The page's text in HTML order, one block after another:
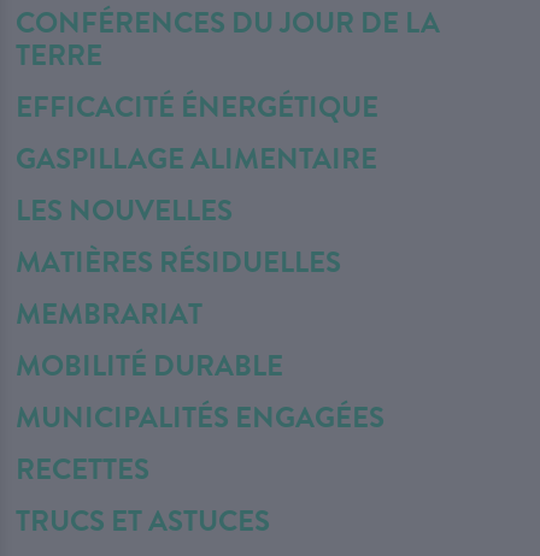
CONFÉRENCES DU JOUR DE LA
TERRE
EFFICACITÉ ÉNERGÉTIQUE
GASPILLAGE ALIMENTAIRE
LES NOUVELLES
MATIÈRES RÉSIDUELLES
MEMBRARIAT
MOBILITÉ DURABLE
MUNICIPALITÉS ENGAGÉES
RECETTES
TRUCS ET ASTUCES